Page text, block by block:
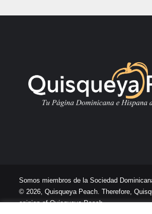
Somos miembros de la Sociedad
© 2026, Quisqueya Peach. Therefore,
opinion of Quisqueya Peach .